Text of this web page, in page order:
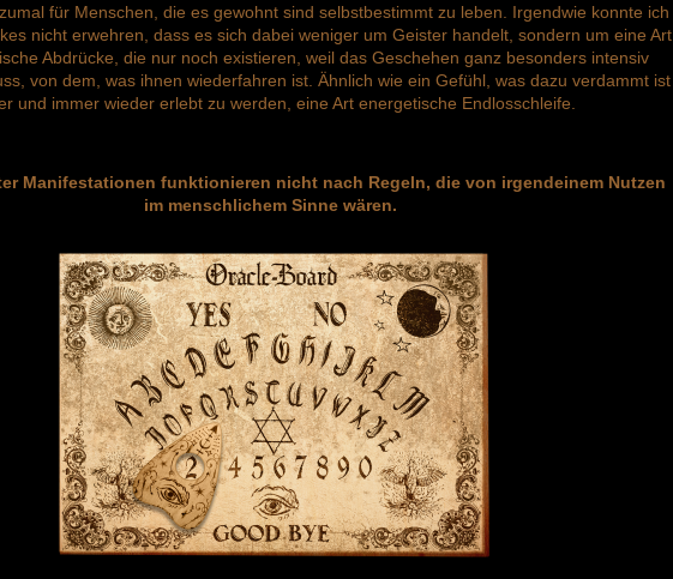
für Menschen, die es gewohnt sind selbstbestimmt zu leben. Irgendwie konnte ich
nicht erwehren, dass es sich dabei weniger um Geister handelt, sondern um eine Art
Abdrücke, die nur noch existieren, weil das Geschehen ganz besonders intensiv
von dem, was ihnen wiederfahren ist. Ähnlich wie ein Gefühl, was dazu verdammt ist
und immer wieder erlebt zu werden, eine Art energetische Endlosschleife.
Manifestationen funktionieren nicht nach Regeln, die von irgendeinem Nutzen
im menschlichem Sinne wären.